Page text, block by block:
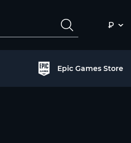
₽
Epic Games Store